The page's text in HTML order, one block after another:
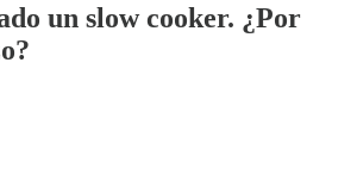
un slow cooker. ¿Por